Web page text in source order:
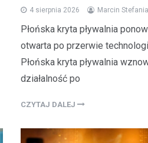
4 sierpnia 2026 Marcin
Płońska kryta pływalnia
otwarta po przerwie
Płońska kryta pływalnia
działalność po
CZYTAJ DALEJ